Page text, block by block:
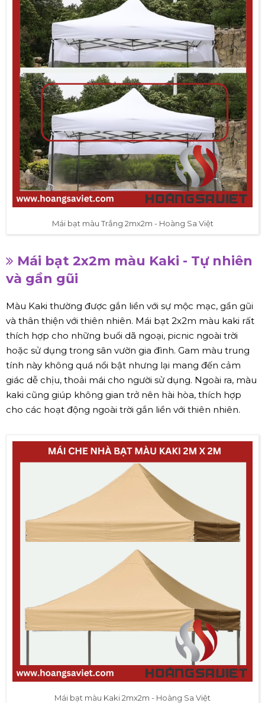
Mái bạt màu Trắng 2mx2m - Hoàng Sa Việt
Mái bạt 2x2m màu Kaki - Tự nhiên
và gần gũi
Màu Kaki thường được gắn liền với sự mộc mạc, gần gũi
và thân thiện với thiên nhiên. Mái bạt 2x2m màu kaki rất
thích hợp cho những buổi dã ngoại, picnic ngoài trời
hoặc sử dụng trong sân vườn gia đình. Gam màu trung
tính này không quá nổi bật nhưng lại mang đến cảm
giác dễ chịu, thoải mái cho người sử dụng. Ngoài ra, màu
kaki cũng giúp không gian trở nên hài hòa, thích hợp
cho các hoạt động ngoài trời gắn liền với thiên nhiên.
Mái bạt màu Kaki 2mx2m - Hoàng Sa Việt